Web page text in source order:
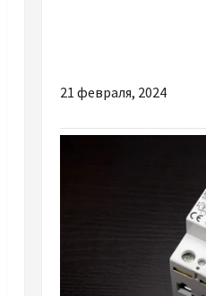
21 февраля, 2024